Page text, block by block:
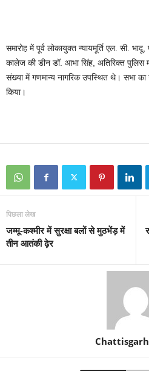
समारोह में पूर्व लोकायुक्त न्यायमूर्ति एल. सी.
कालेज की डीन डॉ. आभा सिंह, अतिरिक्त
संख्या में गणमान्य नागरिक उपस्थित थे। सभा का
किया।
पिछला लेख
जम्मू-कश्मीर में सुरक्षा बलों से मुठभेंड़ में
तीन आतंकी ढ़ेर